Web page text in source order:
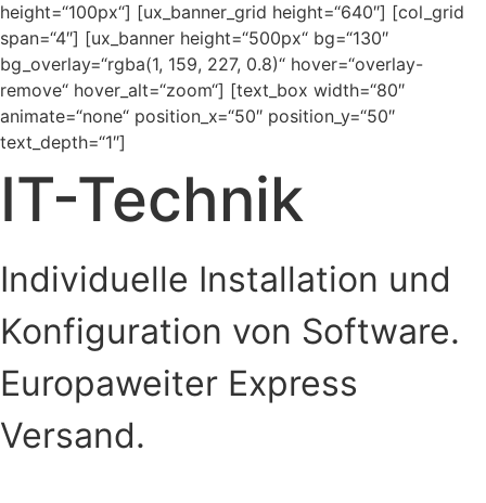
height=“100px“] [ux_banner_grid height=“640″] [col_grid
span=“4″] [ux_banner height=“500px“ bg=“130″
bg_overlay=“rgba(1, 159, 227, 0.8)“ hover=“overlay-
remove“ hover_alt=“zoom“] [text_box width=“80″
animate=“none“ position_x=“50″ position_y=“50″
text_depth=“1″]
IT-Technik
Individuelle Installation und
Konfiguration von Software.
Europaweiter Express
Versand.